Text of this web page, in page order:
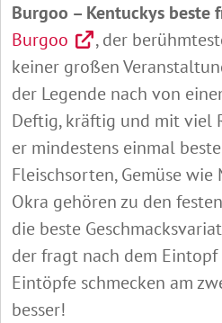
Burgoo – Kentuckys beste
Burgoo
, der
keiner großen
der Legende nach von
Deftig, kräftig und mit viel
er mindestens einmal
Fleischsorten, Gemüse
Okra gehören zu den
die beste
der fragt nach dem Eintopf
Eintöpfe schmecken am
besser!